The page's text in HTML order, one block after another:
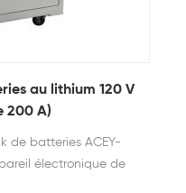
au lithium 120 V
200 A)
de batteries ACEY-
électronique de